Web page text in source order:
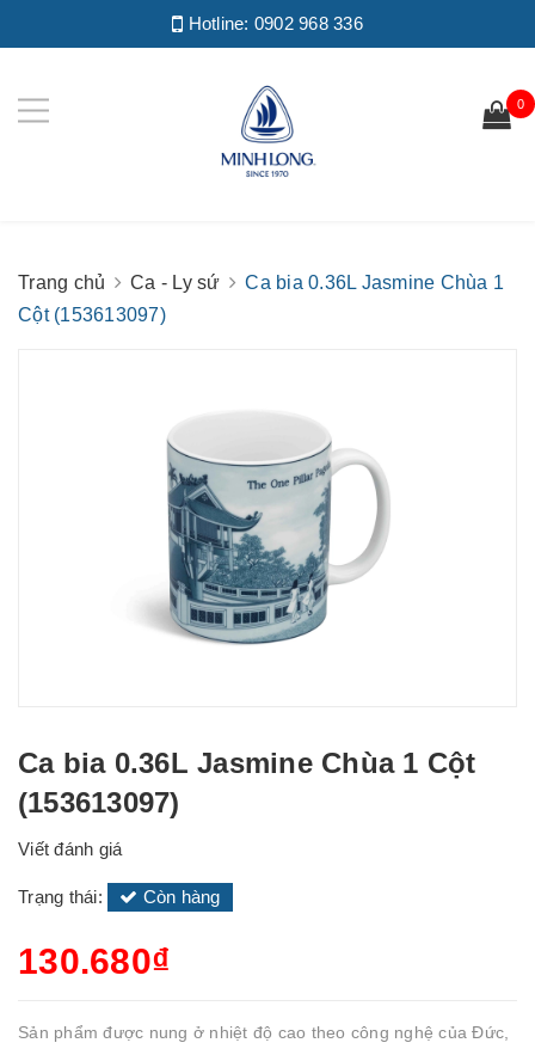
Hotline: 0902 968 336
0
Trang chủ Ca - Ly sứ
Ca bia 0.36L Jasmine Chùa 1
Cột (153613097)
Ca bia 0.36L Jasmine Chùa 1 Cột
(153613097)
Viết đánh giá
Trạng thái: Còn hàng
130.680₫
Sản phẩm được nung ở nhiệt độ cao theo công nghệ của Đức,